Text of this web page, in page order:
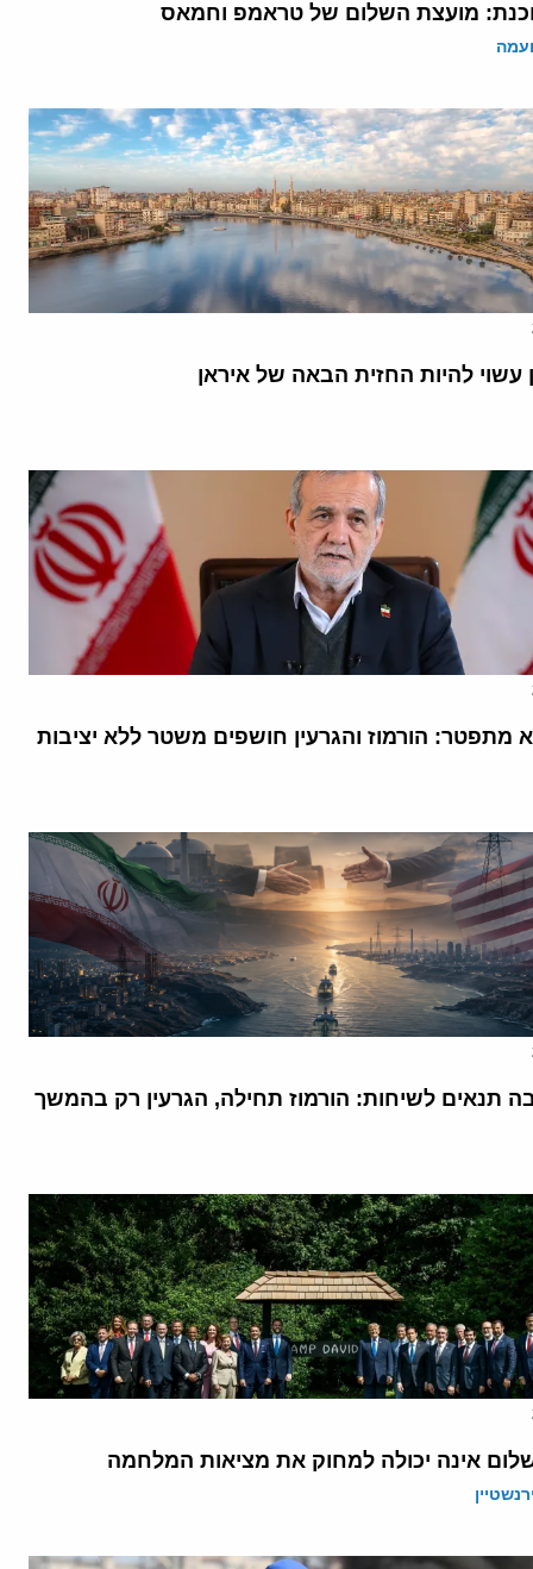
מועצת השלום של טראמפ וחמאס
עשוי להיות החזית הבאה של איראן
מתפטר: הורמוז והגרעין חושפים משטר ללא יציבות
תנאים לשיחות: הורמוז תחילה, הגרעין רק בהמשך
אינה יכולה למחוק את מציאות המלחמה